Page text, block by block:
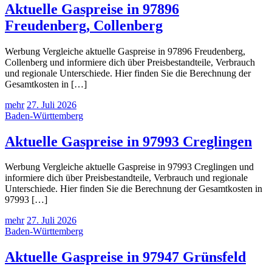
Aktuelle Gaspreise in 97896
Freudenberg, Collenberg
Werbung Vergleiche aktuelle Gaspreise in 97896 Freudenberg,
Collenberg und informiere dich über Preisbestandteile, Verbrauch
und regionale Unterschiede. Hier finden Sie die Berechnung der
Gesamtkosten in […]
mehr 27. Juli 2026
Baden-Württemberg
Aktuelle Gaspreise in 97993 Creglingen
Werbung Vergleiche aktuelle Gaspreise in 97993 Creglingen und
informiere dich über Preisbestandteile, Verbrauch und regionale
Unterschiede. Hier finden Sie die Berechnung der Gesamtkosten in
97993 […]
mehr 27. Juli 2026
Baden-Württemberg
Aktuelle Gaspreise in 97947 Grünsfeld